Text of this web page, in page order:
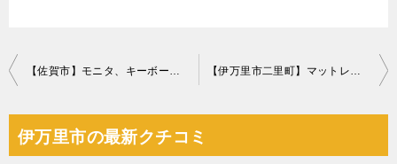
投
ナ
ビ
【佐賀市】モニタ、キーボードの回収・処分ご依頼 お客様の声 【伊万里市二里町】マットレス付きセミダブルベッド等の回収・処分
伊万里市の最新クチコミ